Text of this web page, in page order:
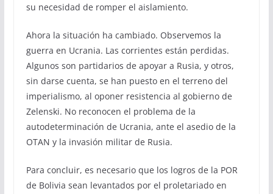
su necesidad de romper el aislamiento.
Ahora la situación ha cambiado. Observemos la
guerra en Ucrania. Las corrientes están perdidas.
Algunos son partidarios de apoyar a Rusia, y otros,
sin darse cuenta, se han puesto en el terreno del
imperialismo, al oponer resistencia al gobierno de
Zelenski. No reconocen el problema de la
autodeterminación de Ucrania, ante el asedio de la
OTAN y la invasión militar de Rusia.
Para concluir, es necesario que los logros de la POR
de Bolivia sean levantados por el proletariado en